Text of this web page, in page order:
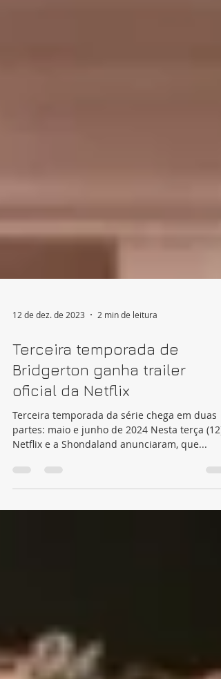
12 de dez. de 2023 2 min de leitura
Terceira temporada de
Bridgerton ganha trailer
oficial da Netflix
partes: maio e junho de 2024 Nesta terça (12),
Netflix e a Shondaland anunciaram, que...